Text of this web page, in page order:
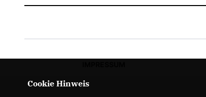
Cookie Hinweis